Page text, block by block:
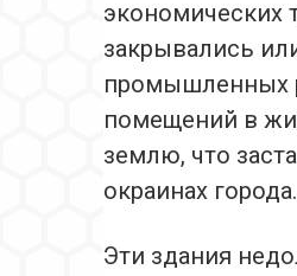
экономических
закрывались
промышленных
помещений в
землю, что
окраинах города.
Эти здания